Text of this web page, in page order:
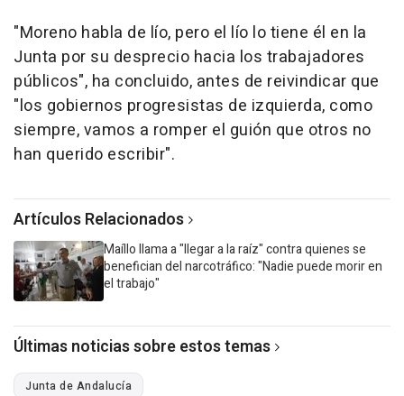
"Moreno habla de lío, pero el lío lo tiene él en la
Junta por su desprecio hacia los trabajadores
públicos", ha concluido, antes de reivindicar que
"los gobiernos progresistas de izquierda, como
siempre, vamos a romper el guión que otros no
han querido escribir".
Artículos Relacionados
Maíllo llama a "llegar a la raíz" contra quienes se
benefician del narcotráfico: "Nadie puede morir en
el trabajo"
Últimas noticias sobre estos temas
Junta de Andalucía